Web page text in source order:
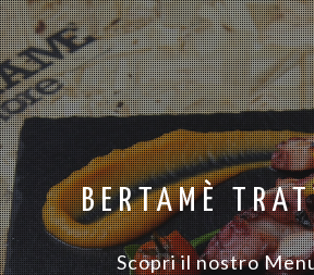
BERTAMÈ
Scopri il nostro